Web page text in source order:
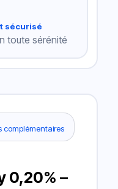
sécurisé
toute sérénité
complémentaires
0,20% –